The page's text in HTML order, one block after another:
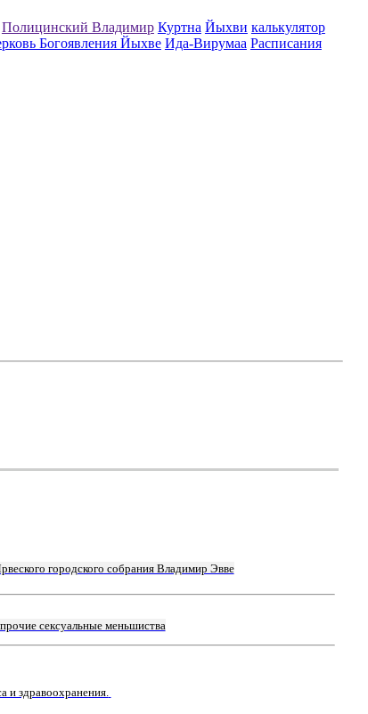
Полицинский Владимир Куртна Йыхви калькулятор
Богоявления Йыхве Ида-Вирумаа Расписания
городского собрания Владимир Эвве
сексуальные меньшиства
и здравоохранения.